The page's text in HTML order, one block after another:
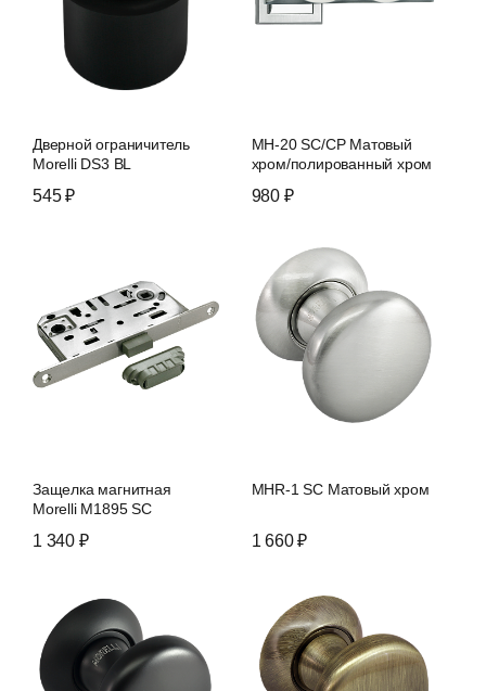
Дверной ограничитель
Morelli DS3 BL
545 ₽
MH-20 SC/CP Матовый
хром/полированный хром
980 ₽
Защелка магнитная
Morelli M1895 SC
1 340 ₽
MHR-1 SC Матовый хром
1 660 ₽